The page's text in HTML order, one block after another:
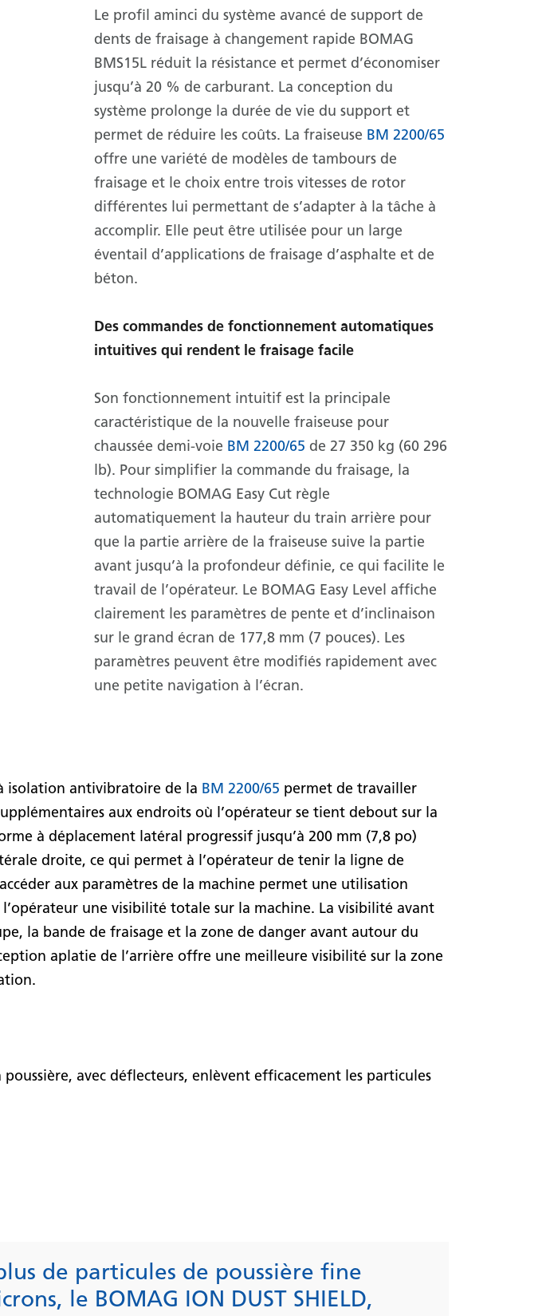
Le profil aminci du système avancé de support de
dents de fraisage à changement rapide BOMAG
BMS15L réduit la résistance et permet d’économiser
jusqu’à 20 % de carburant. La conception du
système prolonge la durée de vie du support et
permet de réduire les coûts. La fraiseuse BM 2200/65
offre une variété de modèles de tambours de
fraisage et le choix entre trois vitesses de rotor
différentes lui permettant de s’adapter à la tâche à
accomplir. Elle peut être utilisée pour un large
éventail d’applications de fraisage d’asphalte et de
béton.
Des commandes de fonctionnement automatiques
intuitives qui rendent le fraisage facile
Son fonctionnement intuitif est la principale
caractéristique de la nouvelle fraiseuse pour
chaussée demi-voie BM 2200/65 de 27 350 kg (60 296
lb). Pour simplifier la commande du fraisage, la
technologie BOMAG Easy Cut règle
automatiquement la hauteur du train arrière pour
que la partie arrière de la fraiseuse suive la partie
avant jusqu’à la profondeur définie, ce qui facilite le
travail de l’opérateur. Le BOMAG Easy Level affiche
clairement les paramètres de pente et d’inclinaison
sur le grand écran de 177,8 mm (7 pouces). Les
paramètres peuvent être modifiés rapidement avec
une petite navigation à l’écran.
isolation antivibratoire de la BM 2200/65 permet de travailler
aux endroits où l’opérateur se tient debout sur la
à déplacement latéral progressif jusqu’à 200 mm (7,8 po)
droite, ce qui permet à l’opérateur de tenir la ligne de
aux paramètres de la machine permet une utilisation
une visibilité totale sur la machine. La visibilité avant
la bande de fraisage et la zone de danger avant autour du
aplatie de l’arrière offre une meilleure visibilité sur la zone
avec déflecteurs, enlèvent efficacement les particules
de particules de poussière fine
le BOMAG ION DUST SHIELD,